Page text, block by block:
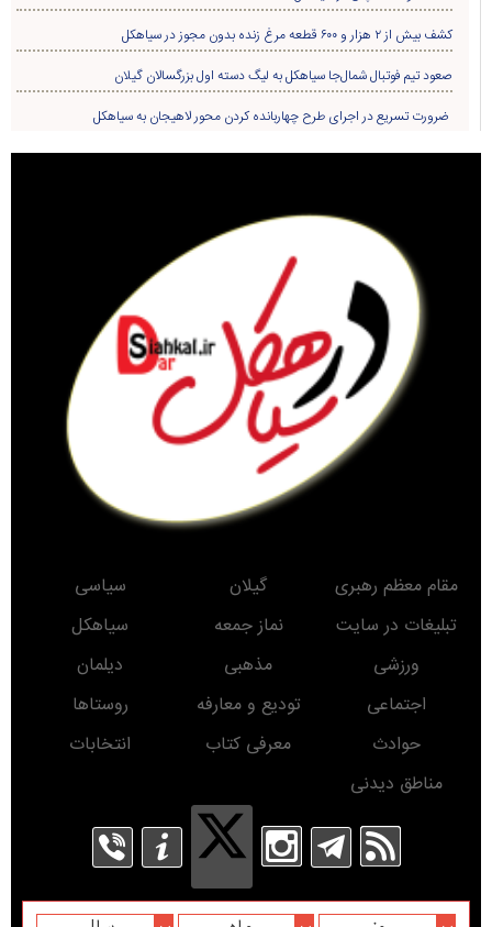
کشف بیش از ۲ هزار و ۶۰۰ قطعه مرغ زنده بدون مجوز در سیاهکل
صعود تیم فوتبال شمال‌جا‌ سیاهکل به لیگ دسته اول بزرگسالان گیلان
ضرورت تسریع در اجرای طرح چهاربانده کردن محور لاهیجان به سیاهکل
مقام معظم رهبری گیلان
سیاسی
تبلیغات در سایت
نماز جمعه
سیاهکل
ورزشی
مذهبی
دیلمان
اجتماعی
تودیع و معارفه
روستاها
حوادث
معرفی کتاب
انتخابات
مناطق دیدنی